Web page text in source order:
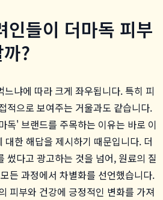
인들이 더마독 피부
?
냐에 따라 크게 좌우됩니다. 특히 피
적으로 보여주는 거울과도 같습니다.
독' 브랜드를 주목하는 이유는 바로 이
한 해답을 제시하기 때문입니다. 더
썼다고 광고하는 것을 넘어, 원료의 질
든 과정에서 차별화를 선언했습니다.
피부와 건강에 긍정적인 변화를 가져